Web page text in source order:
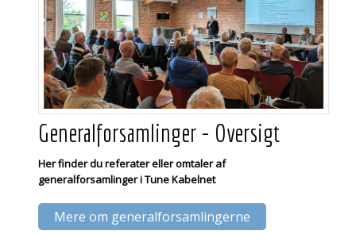
Generalforsamlinger - Oversigt
Her finder du referater eller omtaler af
generalforsamlinger i Tune Kabelnet
Mere om generalforsamlingerne